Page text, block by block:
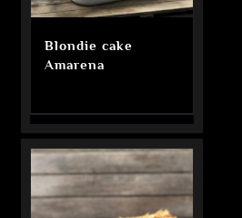
Blondie cake
Amarena